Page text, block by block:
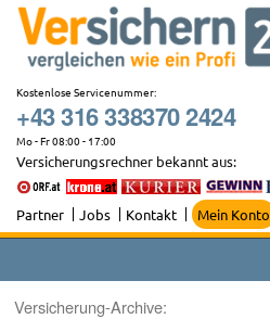
Zum
Inhalt
springen
Kostenlose Servicenummer:
+43 316 338370 2424
Mo - Fr 08:00 - 17:00
Versicherungsrechner bekannt aus:
Partner Jobs Kontakt Mein Konto
Versicherung-Archive: